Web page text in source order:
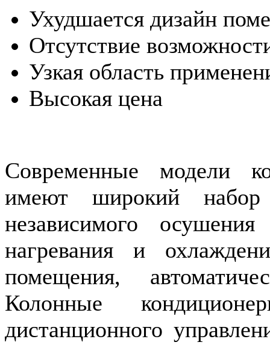
Ухудшается дизайн
Отсутствие
Узкая область
Высокая цена
Современные модели
имеют широкий
независимого
нагревания и
помещения,
Колонные
дистанционного